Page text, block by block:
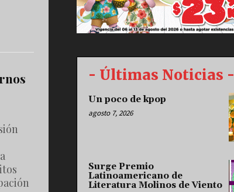
- Últimas Noticias -
Un poco de kpop
agosto 7, 2026
Surge Premio
Latinoamericano de
Literatura Molinos de Viento